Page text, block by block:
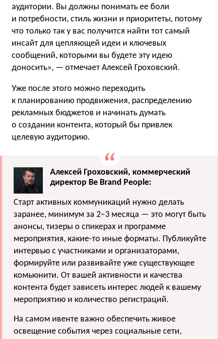
аудитории. Вы должны понимать ее боли
и потребности, стиль жизни и приоритеты, потому
что только так у вас получится найти тот самый
инсайт для цепляющей идеи и ключевых
сообщений, которыми вы будете эту идею
доносить», — отмечает Алексей Гроховский.
Уже после этого можно переходить
к планированию продвижения, распределению
рекламных бюджетов и начинать думать
о создании контента, который бы привлек
целевую аудиторию.
Алексей Гроховский, коммерческий
директор Be Brand People:
Старт активных коммуникаций нужно делать
заранее, минимум за 2−3 месяца — это могут быть
анонсы, тизеры о спикерах и программе
мероприятия, какие-то иные форматы. Публикуйте
интервью с участниками и организаторами,
формируйте или развивайте уже существующее
комьюнити. От вашей активности и качества
контента будет зависеть интерес людей к вашему
мероприятию и количество регистраций.
На самом ивенте важно обеспечить живое
освещение события через социальные сети,